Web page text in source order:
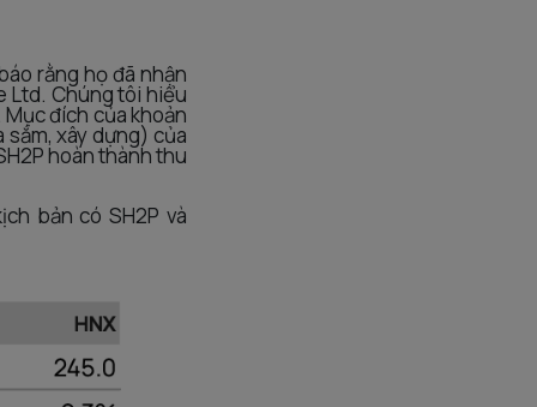
rằng họ đã nhận
Ltd. Chúng tôi hiểu
đích của khoản
xây dựng) của
hoàn thành thu
bản có SH2P và